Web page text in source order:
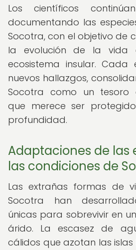
Los científicos
documentando las
Socotra, con el objetivo de
la evolución de la vida
ecosistema insular. Cada
nuevos hallazgos,
Socotra como un tesoro
que merece ser
profundidad.
Adaptaciones de las
las condiciones de
Las extrañas formas de
Socotra han
únicas para sobrevivir en
árido. La escasez de
cálidos que azotan las